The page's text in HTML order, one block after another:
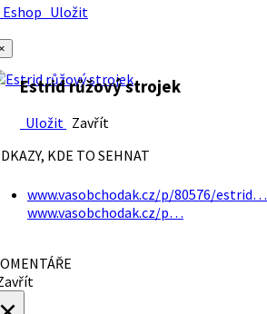
Uložit
Estrid růžový strojek
Uložit Zavřít
KDE TO SEHNAT
www.vasobchodak.cz/p/80576/estrid…
www.vasobchodak.cz/p…